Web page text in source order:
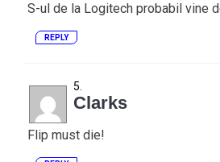
S-ul de la Logitech probabil vine
REPLY
Clarks
Flip must die!